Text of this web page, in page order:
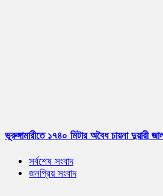
ভূরুঙ্গামারীতে ১৭৪০ মিটার অবৈধ চায়না দুয়ারী
সর্বশেষ সংবাদ
জনপ্রিয় সংবাদ